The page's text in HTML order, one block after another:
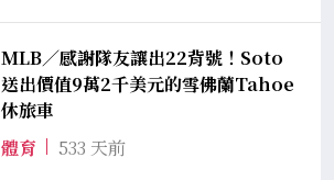
MLB／感謝隊友讓出22背號！Soto
送出價值9萬2千美元的雪佛蘭Tahoe
休旅車
體育
533 天前